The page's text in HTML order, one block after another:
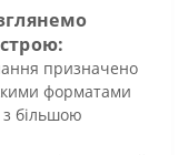
призначено
форматами
більшою